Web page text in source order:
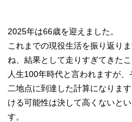
2025年は66歳を迎えました。
これまでの現役生活を振り返り
ね、結果として走りすぎてきたこ
人生100年時代と言われますが
二地点に到達した計算になりま
ける可能性は決して高くないと
す。